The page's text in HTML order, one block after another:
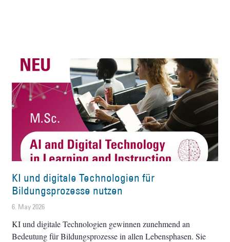
KI und digitale Technologien für
Bildungsprozesse nutzen
6. May 2026
KI und digitale Technologien gewinnen zunehmend an
Bedeutung für Bildungsprozesse in allen Lebensphasen. Sie